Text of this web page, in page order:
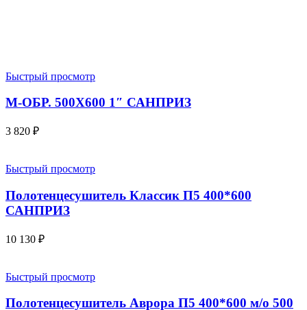
Быстрый просмотр
М-ОБР. 500X600 1″ САНПРИЗ
3 820 ₽
Быстрый просмотр
Полотенцесушитель Классик П5 400*600
САНПРИЗ
10 130 ₽
Быстрый просмотр
Полотенцесушитель Аврора П5 400*600 м/о 500